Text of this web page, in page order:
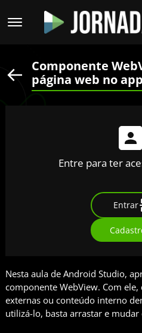
Componente
página web no
Entre para ter
Entrar
Nesta aula de Android Studio,
componente WebView. Com
externas ou conteúdo interno
utilizá-lo, basta arrastar e mudar